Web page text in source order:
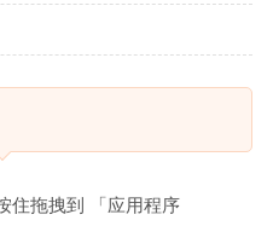
住拖拽到 「应用程序